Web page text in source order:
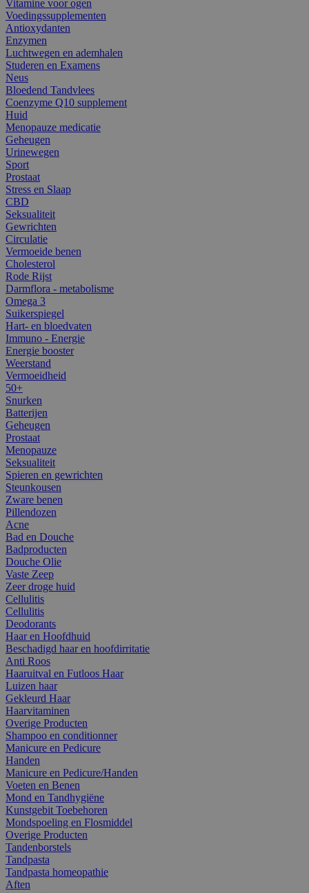
Vitamine voor ogen
Voedingssupplementen
Antioxydanten
Enzymen
Luchtwegen en ademhalen
Studeren en Examens
Neus
Bloedend Tandvlees
Coenzyme Q10 supplement
Huid
Menopauze medicatie
Geheugen
Urinewegen
Sport
Prostaat
Stress en Slaap
CBD
Seksualiteit
Gewrichten
Circulatie
Vermoeide benen
Cholesterol
Rode Rijst
Darmflora - metabolisme
Omega 3
Suikerspiegel
Hart- en bloedvaten
Immuno - Energie
Energie booster
Weerstand
Vermoeidheid
50+
Snurken
Batterijen
Geheugen
Prostaat
Menopauze
Seksualiteit
Spieren en gewrichten
Steunkousen
Zware benen
Pillendozen
Acne
Bad en Douche
Badproducten
Douche Olie
Vaste Zeep
Zeer droge huid
Cellulitis
Cellulitis
Deodorants
Haar en Hoofdhuid
Beschadigd haar en hoofdirritatie
Anti Roos
Haaruitval en Futloos Haar
Luizen haar
Gekleurd Haar
Haarvitaminen
Overige Producten
Shampoo en conditionner
Manicure en Pedicure
Handen
Manicure en Pedicure/Handen
Voeten en Benen
Mond en Tandhygiëne
Kunstgebit Toebehoren
Mondspoeling en Flosmiddel
Overige Producten
Tandenborstels
Tandpasta
Tandpasta homeopathie
Aften